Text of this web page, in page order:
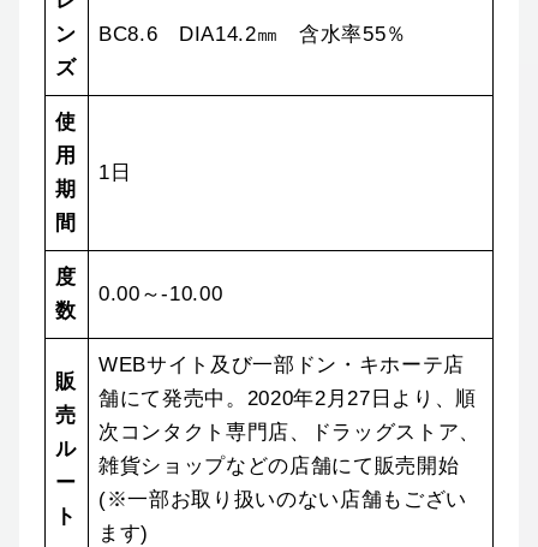
ン
ズ
BC8.6 DIA14.2㎜ 含水率55％
使
用
期
間
1日
度
数
0.00～-10.00
販
売
ル
ー
ト
WEBサイト及び一部ドン・キホーテ店
舗にて発売中。2020年2月27日より、順
次コンタクト専門店、ドラッグストア、
雑貨ショップなどの店舗にて販売開始
(※一部お取り扱いのない店舗もござい
ます)